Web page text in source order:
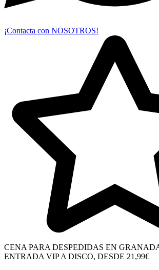
¡Contacta con NOSOTROS!
CENA PARA DESPEDIDAS EN
ENTRADA VIP A DISCO, DESDE 21,99€